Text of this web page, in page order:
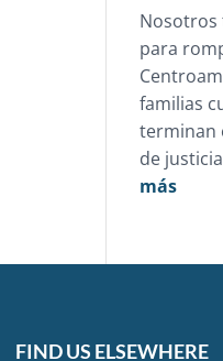
Nosotros
para
familias
terminan
de
más:
sigue
FIND US ELSEWHERE